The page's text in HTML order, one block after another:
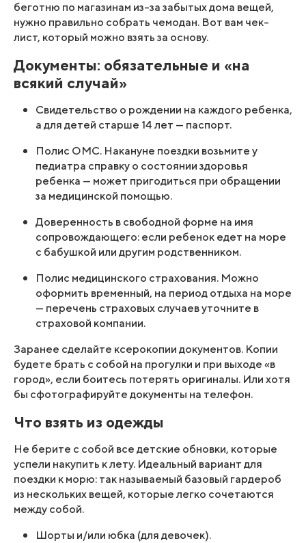
беготню по магазинам из-за забытых дома вещей,
нужно правильно собрать чемодан. Вот вам чек-
лист, который можно взять за основу.
Документы: обязательные и «на
всякий случай»
Свидетельство о рождении на каждого ребенка,
а для детей старше 14 лет — паспорт.
Полис ОМС. Накануне поездки возьмите у
педиатра справку о состоянии здоровья
ребенка — может пригодиться при обращении
за медицинской помощью.
Доверенность в свободной форме на имя
сопровождающего: если ребенок едет на море
с бабушкой или другим родственником.
Полис медицинского страхования. Можно
оформить временный, на период отдыха на море
— перечень страховых случаев уточните в
страховой компании.
Заранее сделайте ксерокопии документов. Копии
будете брать с собой на прогулки и при выходе «в
город», если боитесь потерять оригиналы. Или хотя
бы сфотографируйте документы на телефон.
Что взять из одежды
Не берите с собой все детские обновки, которые
успели накупить к лету. Идеальный вариант для
поездки к морю: так называемый базовый гардероб
из нескольких вещей, которые легко сочетаются
между собой.
Шорты и/или юбка (для девочек).